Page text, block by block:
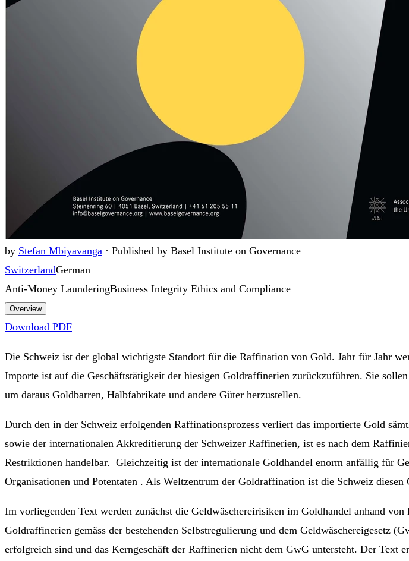
by Stefan Mbiyavanga · Published by Basel Institute on Governance
SwitzerlandGerman
Anti-Money LaunderingBusiness Integrity Ethics and Compliance
Overview
Download PDF
Die Schweiz ist der global wichtigste Standort für die Raffination von Gold. Jahr für Jahr
Importe ist auf die Geschäftstätigkeit der hiesigen Goldraffinerien zurückzuführen. Sie
um daraus Goldbarren, Halbfabrikate und andere Güter herzustellen.
Durch den in der Schweiz erfolgenden Raffinationsprozess verliert das importierte Gold
sowie der internationalen Akkreditierung der Schweizer Raffinerien, ist es nach dem
Restriktionen handelbar. Gleichzeitig ist der internationale Goldhandel enorm anfällig für
Organisationen und Potentaten . Als Weltzentrum der Goldraffination ist die Schweiz diesen
Im vorliegenden Text werden zunächst die Geldwäschereirisiken im Goldhandel anhand
Goldraffinerien gemäss der bestehenden Selbstregulierung und dem Geldwäschereigesetz
erfolgreich sind und das Kerngeschäft der Raffinerien nicht dem GwG untersteht. Der Text